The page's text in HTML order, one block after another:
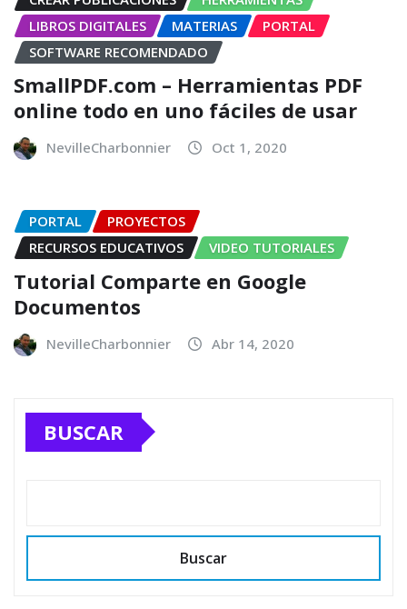
LIBROS DIGITALES
MATERIAS
PORTAL
SOFTWARE RECOMENDADO
SmallPDF.com – Herramientas PDF
online todo en uno fáciles de usar
NevilleCharbonnier Oct 1, 2020
PORTAL
PROYECTOS
RECURSOS EDUCATIVOS
VIDEO TUTORIALES
Tutorial Comparte en Google
Documentos
NevilleCharbonnier Abr 14, 2020
BUSCAR
Buscar